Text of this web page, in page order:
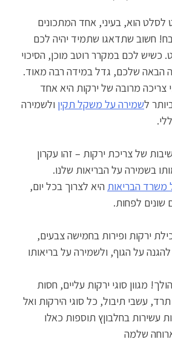
לסלט הוא, בעיני, אחד המתכונים
חשוב שתדאגו שתמיד יהיה לכם
כשיש לכם במקרר רוטב מוכן, הסיכוי
הבאה שלכם, גדל במידה רבה מאוד.
צריכה מרובה של ירקות היא אחד
לשמירה על משקל תקין ולשמירה
של צריכת ירקות – זהו עקרון
בשמירה על הבריאות שלנו.
משרד הבריאות היא לצרוך בכל יום,
שונים לפחות.
ירקות ופירות בחמישה צבעים,
להגנה על הגוף, ולשמירה על בריאותו
מגוון סוגי ירקות עליים, חסות
עשבי תיבול, כל סוגי הירקות ואל
עשירות בחלבוןץ תוספות כאלו
שלמה